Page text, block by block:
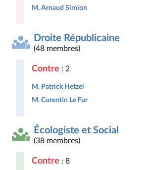
M. Arnaud Simion
Droite Républicaine
(48 membres)
Contre : 2
M. Patrick Hetzel
M. Corentin Le Fur
Écologiste et Social
(38 membres)
Contre : 8